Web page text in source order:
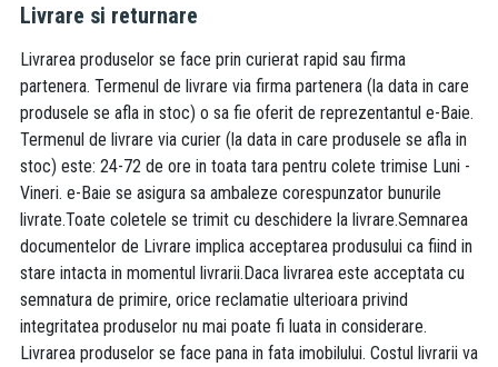
Livrare si returnare
Livrarea produselor se face prin curierat rapid sau firma
partenera. Termenul de livrare via firma partenera (la data in care
produsele se afla in stoc) o sa fie oferit de reprezentantul e-Baie.
Termenul de livrare via curier (la data in care produsele se afla in
stoc) este: 24-72 de ore in toata tara pentru colete trimise Luni -
Vineri. e-Baie se asigura sa ambaleze corespunzator bunurile
livrate.Toate coletele se trimit cu deschidere la livrare.Semnarea
documentelor de Livrare implica acceptarea produsului ca fiind in
stare intacta in momentul livrarii.Daca livrarea este acceptata cu
semnatura de primire, orice reclamatie ulterioara privind
integritatea produselor nu mai poate fi luata in considerare.
Livrarea produselor se face pana in fata imobilului. Costul livrarii va